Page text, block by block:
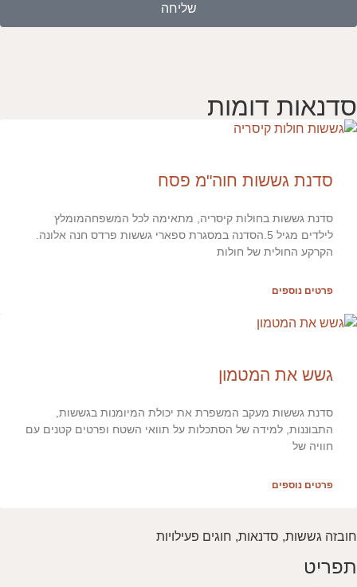
שליחה
סדנאות דומות
סדנת גששות חוה"מ פסח
סדנת גששות בחולות קיסריה, מתאימה לכל המשפחהמומלץ
לילדים מגיל 5.הסדנה במסגרת ספארי גששות פרדס חנה אלונה.
הקרקע החולית של חולות
פרטים נוספים
גשש את המטמון
סדנת גששות מעקב המשפרת את יכולת המיומנות בגששות,
התבוננות, למידה של הסתכלות על תוואי השטח ופרטים קטנים עם
חוויה של
פרטים נוספים
חובזה גששות, סדנאות, חוגים פעילויות
תפריט